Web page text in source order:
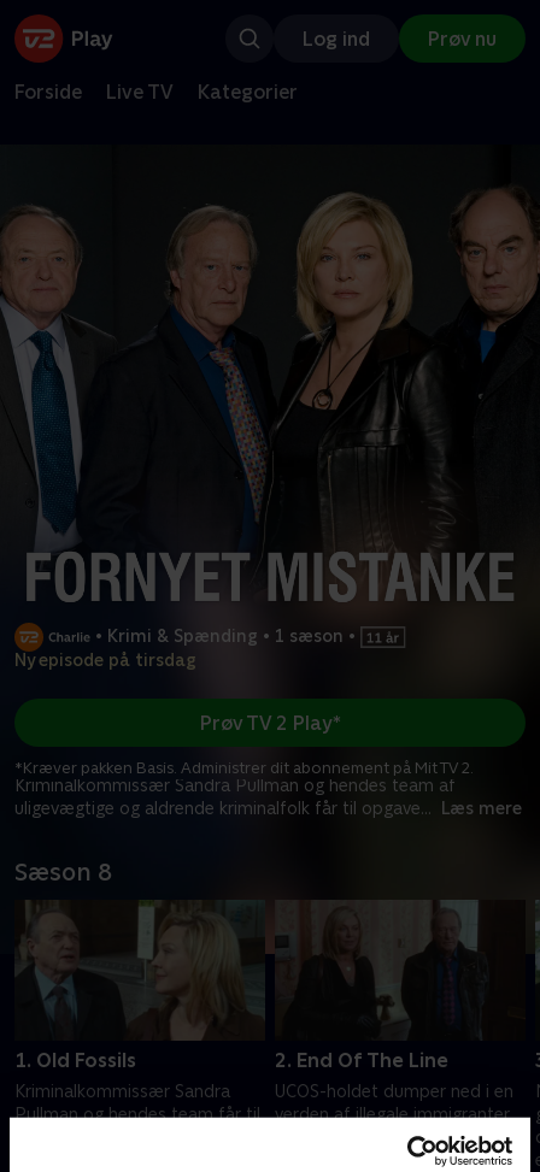
Log ind Prøv nu
Forside Live TV Kategorier
• Krimi & Spænding • 1 sæson •
Ny episode på tirsdag
Kriminalkommissær Sandra Pullman og hendes team af
uligevægtige og aldrende kriminalfolk får til opgave... Læs mere
Prøv TV 2 Play*
*Kræver pakken Basis. Administrer dit abonnement på Mit TV 2.
Sæson 8
1. Old Fossils
Kriminalkommissær Sandra
Pullman og hendes team får til
2. End Of The Line
UCOS-holdet dumper ned i en
verden af illegale immigranter
og albanske bander, da de
genåbner sagen om fundet af